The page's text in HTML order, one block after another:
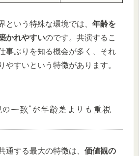
という特殊な環境では、 年齢を
かれやすいのです。共演するこ
事ぶりを知る機会が多く、それ
やすいという特徴があります。
一致”が年齢差よりも重視
通する最大の特徴は、 価値観の